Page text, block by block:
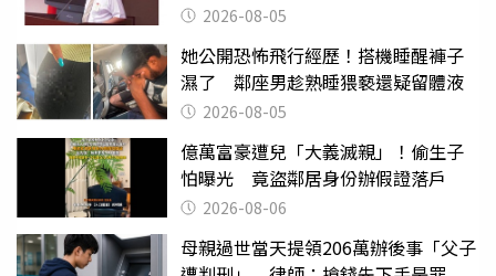
2026-08-05
她公開恐怖飛行經歷！搭機睡醒褲子
濕了 鄰座男趁熟睡猥褻還疑留體液
2026-08-05
億萬富豪遭兒「大義滅親」！偷生子
怕曝光 竟盜鄰居身份辦假證落戶
2026-08-06
母親過世當天提領206萬辦後事「父子